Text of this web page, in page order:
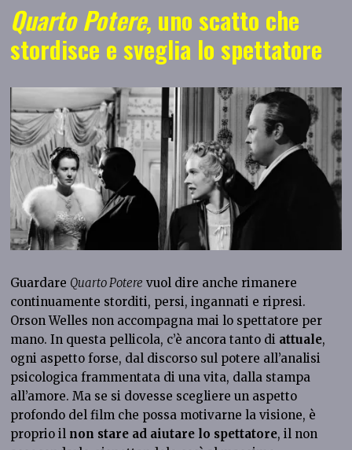
Quarto Potere, uno scatto che
stordisce e sveglia lo spettatore
Guardare Quarto Potere vuol dire anche rimanere
continuamente storditi, persi, ingannati e ripresi.
Orson Welles non accompagna mai lo spettatore per
mano. In questa pellicola, c’è ancora tanto di attuale,
ogni aspetto forse, dal discorso sul potere all’analisi
psicologica frammentata di una vita, dalla stampa
all’amore. Ma se si dovesse scegliere un aspetto
profondo del film che possa motivarne la visione, è
proprio il non stare ad aiutare lo spettatore, il non